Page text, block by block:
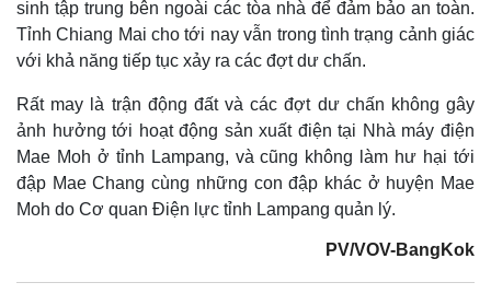
Thế giới
Quan sát
Hồ sơ
Multimedia
Video
E-Magazine
Infographic
sinh tập trung bên ngoài các tòa nhà để đảm bảo an toàn.
Tỉnh Chiang Mai cho tới nay vẫn trong tình trạng cảnh giác
với khả năng tiếp tục xảy ra các đợt dư chấn.
Rất may là trận động đất và các đợt dư chấn không gây
ảnh hưởng tới hoạt động sản xuất điện tại Nhà máy điện
Mae Moh ở tỉnh Lampang, và cũng không làm hư hại tới
đập Mae Chang cùng những con đập khác ở huyện Mae
Moh do Cơ quan Điện lực tỉnh Lampang quản lý.
PV/VOV-BangKok